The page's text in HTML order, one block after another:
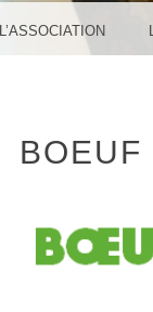
L’ASSOCIATION
BOEUF